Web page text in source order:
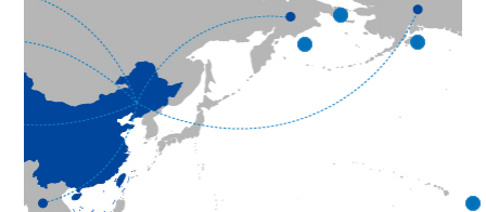
最低
的解
决方
案，